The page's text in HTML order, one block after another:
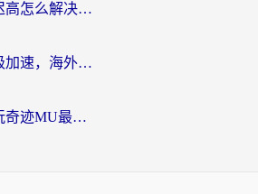
国外玩灌篮高手延迟高怎么解决？海外玩家国服游戏加速终极指南
非人学园加速器超级加速，海外玩家重返国服的通行证
国外用什么加速器玩奇迹MU最好？2026海外玩家国服游戏加速全攻略